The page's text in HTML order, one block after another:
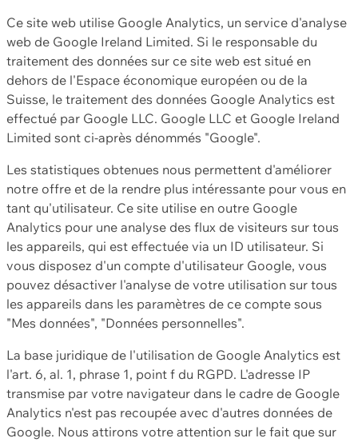
Ce site web utilise Google Analytics, un service d'analyse
web de Google Ireland Limited. Si le responsable du
traitement des données sur ce site web est situé en
dehors de l'Espace économique européen ou de la
Suisse, le traitement des données Google Analytics est
effectué par Google LLC. Google LLC et Google Ireland
Limited sont ci-après dénommés "Google".
Les statistiques obtenues nous permettent d'améliorer
notre offre et de la rendre plus intéressante pour vous en
tant qu'utilisateur. Ce site utilise en outre Google
Analytics pour une analyse des flux de visiteurs sur tous
les appareils, qui est effectuée via un ID utilisateur. Si
vous disposez d'un compte d'utilisateur Google, vous
pouvez désactiver l'analyse de votre utilisation sur tous
les appareils dans les paramètres de ce compte sous
"Mes données", "Données personnelles".
La base juridique de l'utilisation de Google Analytics est
l'art. 6, al. 1, phrase 1, point f du RGPD. L'adresse IP
transmise par votre navigateur dans le cadre de Google
Analytics n'est pas recoupée avec d'autres données de
Google. Nous attirons votre attention sur le fait que sur